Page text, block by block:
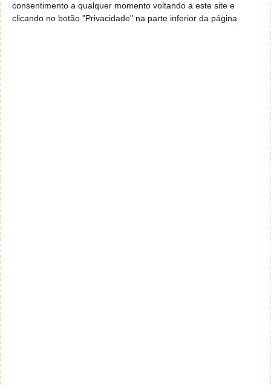
consentimento a qualquer momento voltando a este site e
clicando no botão "Privacidade" na parte inferior da página.
Proponha uma correção, faça uma sugestão